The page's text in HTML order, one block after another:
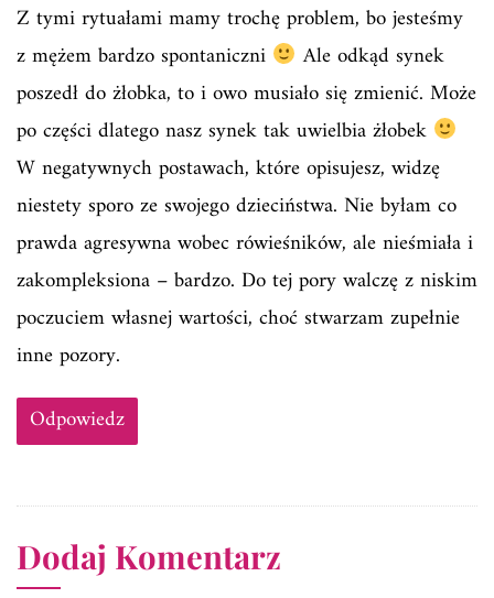
Z tymi rytuałami mamy trochę problem, bo jesteśmy
z mężem bardzo spontaniczni
Ale odkąd synek
poszedł do żłobka, to i owo musiało się zmienić. Może
po części dlatego nasz synek tak uwielbia żłobek
W negatywnych postawach, które opisujesz, widzę
niestety sporo ze swojego dzieciństwa. Nie byłam co
prawda agresywna wobec rówieśników, ale nieśmiała i
zakompleksiona – bardzo. Do tej pory walczę z niskim
poczuciem własnej wartości, choć stwarzam zupełnie
inne pozory.
Odpowiedz
Dodaj Komentarz